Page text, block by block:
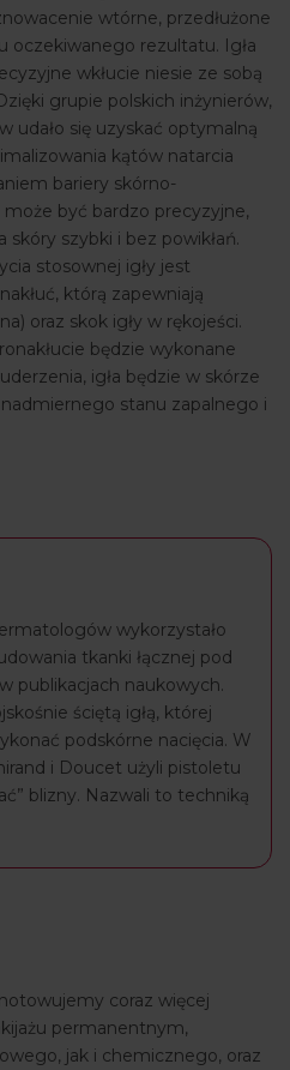
wtórne, przedłużone
oczekiwanego rezultatu. Igła
wkłucie niesie ze sobą
grupie polskich inżynierów,
udało się uzyskać optymalną
kątów natarcia
bariery skórno-
może być bardzo precyzyjne,
skóry szybki i bez powikłań.
stosownej igły jest
którą zapewniają
oraz skok igły w rękojeści.
będzie wykonane
igła będzie w skórze
stanu zapalnego i
wykorzystało
tkanki łącznej pod
publikacjach naukowych.
ściętą igłą, której
podskórne nacięcia. W
i Doucet użyli pistoletu
blizny. Nazwali to techniką
coraz więcej
permanentnym,
jak i chemicznego, oraz